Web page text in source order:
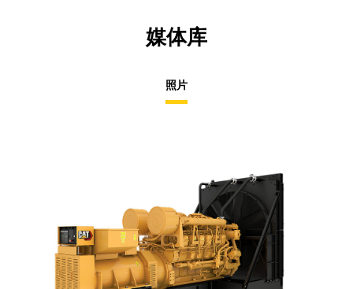
媒体库
照片